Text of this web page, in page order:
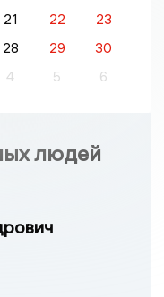
21 22
23
28 29
30
4 5 6
людей